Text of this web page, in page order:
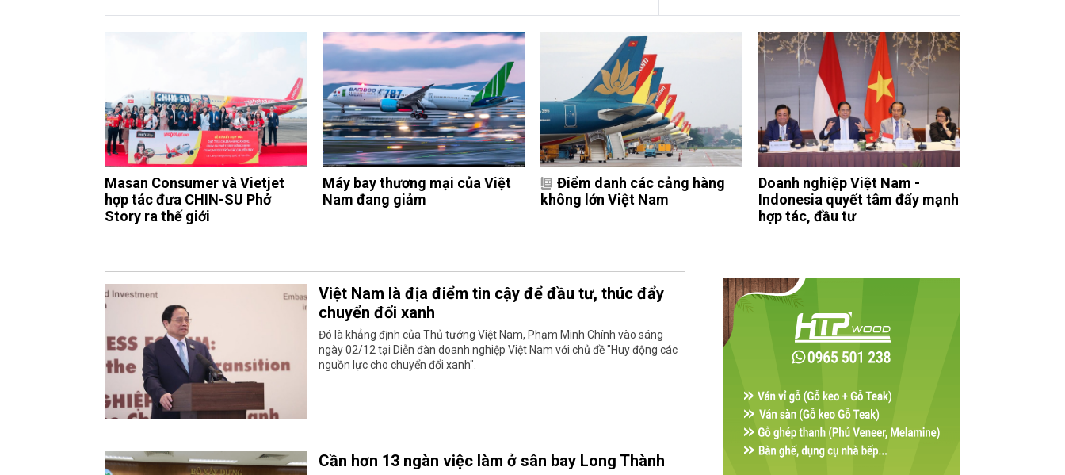
Masan Consumer và Vietjet
hợp tác đưa CHIN-SU Phở
Story ra thế giới
Máy bay thương mại của Việt
Nam đang giảm
Doanh nghiệp Việt Nam -
Indonesia quyết tâm đẩy mạnh
hợp tác, đầu tư
Việt Nam là địa điểm tin cậy để đầu tư, thúc đẩy
chuyển đổi xanh
Đó là khẳng định của Thủ tướng Việt Nam, Phạm Minh Chính vào sáng
ngày 02/12 tại Diễn đàn doanh nghiệp Việt Nam với chủ đề "Huy động các
nguồn lực cho chuyển đổi xanh".
Cần hơn 13 ngàn việc làm ở sân bay Long Thành